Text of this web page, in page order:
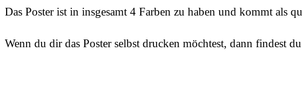
Das Poster ist in insgesamt 4 Farben zu haben und kommt als
Wenn du dir das Poster selbst drucken möchtest, dann findest du